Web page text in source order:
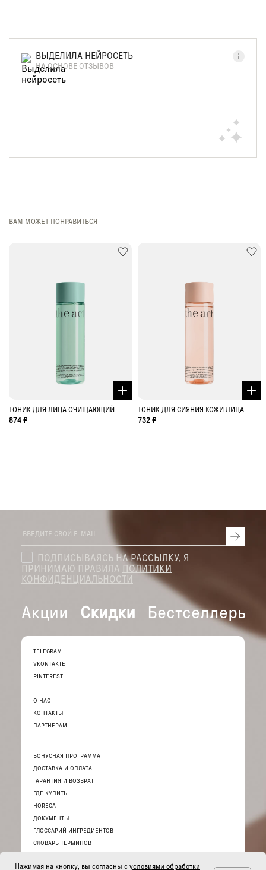
ВЫДЕЛИЛА НЕЙРОСЕТЬ
НА ОСНОВЕ ОТЗЫВОВ
ВАМ МОЖЕТ ПОНРАВИТЬСЯ
ТОНИК ДЛЯ ЛИЦА ОЧИЩАЮЩИЙ
874 ₽
ТОНИК ДЛЯ СИЯНИЯ КОЖИ ЛИЦА
732 ₽
ПОДПИСЫВАЯСЬ НА РАССЫЛКУ, Я
ПРИНИМАЮ ПРАВИЛА ПОЛИТИКИ
КОНФИДЕНЦИАЛЬНОСТИ
Акции Скидки Бестселлеры
TELEGRAM
VKONTAKTE
PINTEREST
О НАС
КОНТАКТЫ
ПАРТНЕРАМ
БОНУСНАЯ ПРОГРАММА
ДОСТАВКА И ОПЛАТА
ГАРАНТИЯ И ВОЗВРАТ
ГДЕ КУПИТЬ
HORECA
ДОКУМЕНТЫ
ГЛОССАРИЙ ИНГРЕДИЕНТОВ
СЛОВАРЬ ТЕРМИНОВ
Нажимая на кнопку, вы согласны с условиями обработки